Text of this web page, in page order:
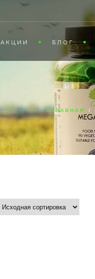
АКЦИИ БЛОГ
ГЛАВНАЯ /